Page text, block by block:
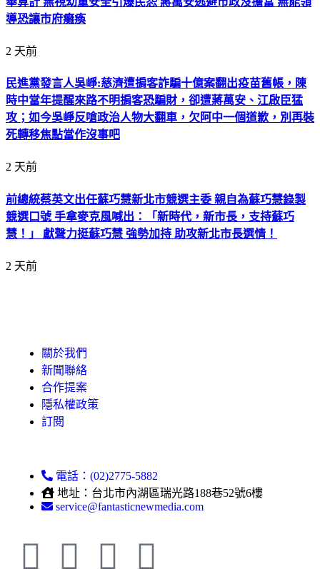
導恐讓市府癱瘓
2 天前
民進黨發言人吳崢:慈濟遭掮客詐騙十億案翻出疫苗舊帳，陳
時中當年提醒來路不明掮客恐騙財，卻遭蔣萬安、江啟臣猛
攻；如今吳崢反嗆政治人物大翻車，欠阿中一個道歉，別再裝
死轉移焦點當作沒事吧
2 天前
前總統蔡英文出任蘇巧慧新北市競選主委 親自為蘇巧慧錄製
競選口號 手拿麥克風喊出：「新時代，新市長，支持蘇巧
慧！」 獻聲力挺蘇巧慧 強勢加持 助攻新北市長選情！
2 天前
關於我們
新聞聯絡
合作提案
隱私權政策
訂閱
電話：(02)2775-5882
地址：台北市內湖區瑞光路188巷52號6樓
service@fantasticnewmedia.com